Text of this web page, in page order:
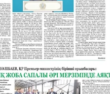
туралы мәлімет
Қызылорда облысы
20 мыңнан астам
қауіпсіздігін